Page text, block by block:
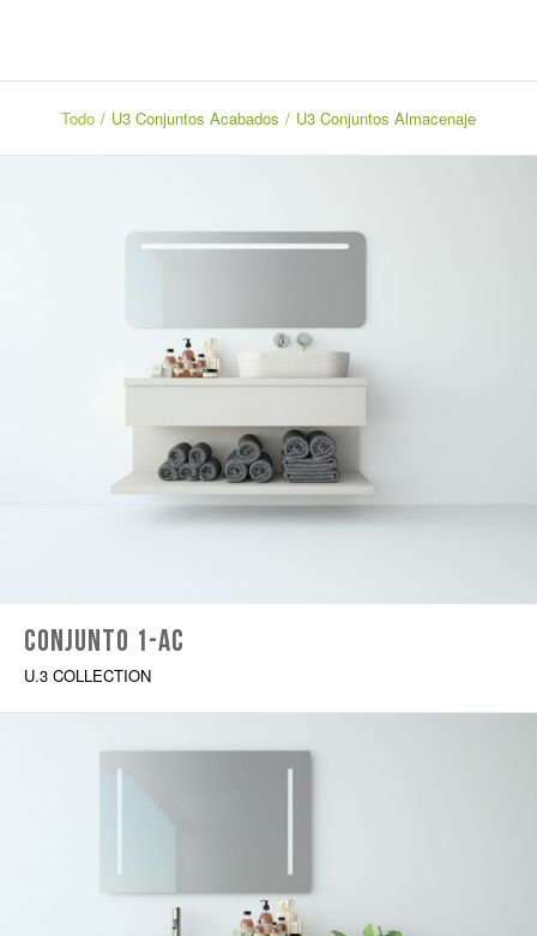
Todo / U3 Conjuntos Acabados / U3 Conjuntos Almacenaje
Conjunto 1-AC
U.3 COLLECTION